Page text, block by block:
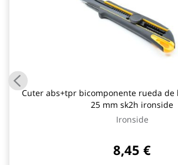
Cuter abs+tpr bicomponente rueda
25 mm sk2h ironside
Ironside
8,45 €